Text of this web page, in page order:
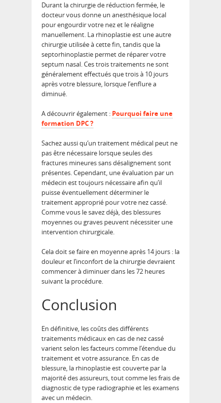
Durant la chirurgie de réduction fermée, le
docteur vous donne un anesthésique local
pour engourdir votre nez et le réaligne
manuellement. La rhinoplastie est une autre
chirurgie utilisée à cette fin, tandis que la
septorhinoplastie permet de réparer votre
septum nasal. Ces trois traitements ne sont
généralement effectués que trois à 10 jours
après votre blessure, lorsque l’enflure a
diminué.
A découvrir également : Pourquoi faire une
formation DPC ?
Sachez aussi qu’un traitement médical peut ne
pas être nécessaire lorsque seules des
fractures mineures sans désalignement sont
présentes. Cependant, une évaluation par un
médecin est toujours nécessaire afin qu’il
puisse éventuellement déterminer le
traitement approprié pour votre nez cassé.
Comme vous le savez déjà, des blessures
moyennes ou graves peuvent nécessiter une
intervention chirurgicale.
Cela doit se faire en moyenne après 14 jours : la
douleur et l’inconfort de la chirurgie devraient
commencer à diminuer dans les 72 heures
suivant la procédure.
Conclusion
En définitive, les coûts des différents
traitements médicaux en cas de nez cassé
varient selon les facteurs comme l’étendue du
traitement et votre assurance. En cas de
blessure, la rhinoplastie est couverte par la
majorité des assureurs, tout comme les frais de
diagnostic de type radiographie et les examens
avec un médecin.